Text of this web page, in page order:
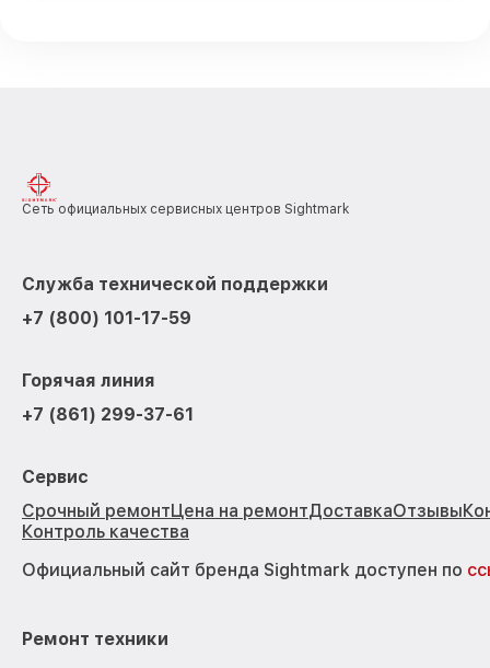
Сеть официальных сервисных центров Sightmark
Служба технической поддержки
+7 (800) 101-17-59
Горячая линия
+7 (861) 299-37-61
Сервис
Срочный ремонтЦена на ремонтДоставкаОтзывы
Контроль качества
Официальный сайт бренда Sightmark доступен по
Ремонт техники